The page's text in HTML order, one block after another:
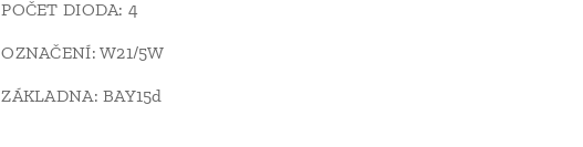
POČET DIODA: 4
OZNAČENÍ: W21/5W
ZÁKLADNA: BAY15d